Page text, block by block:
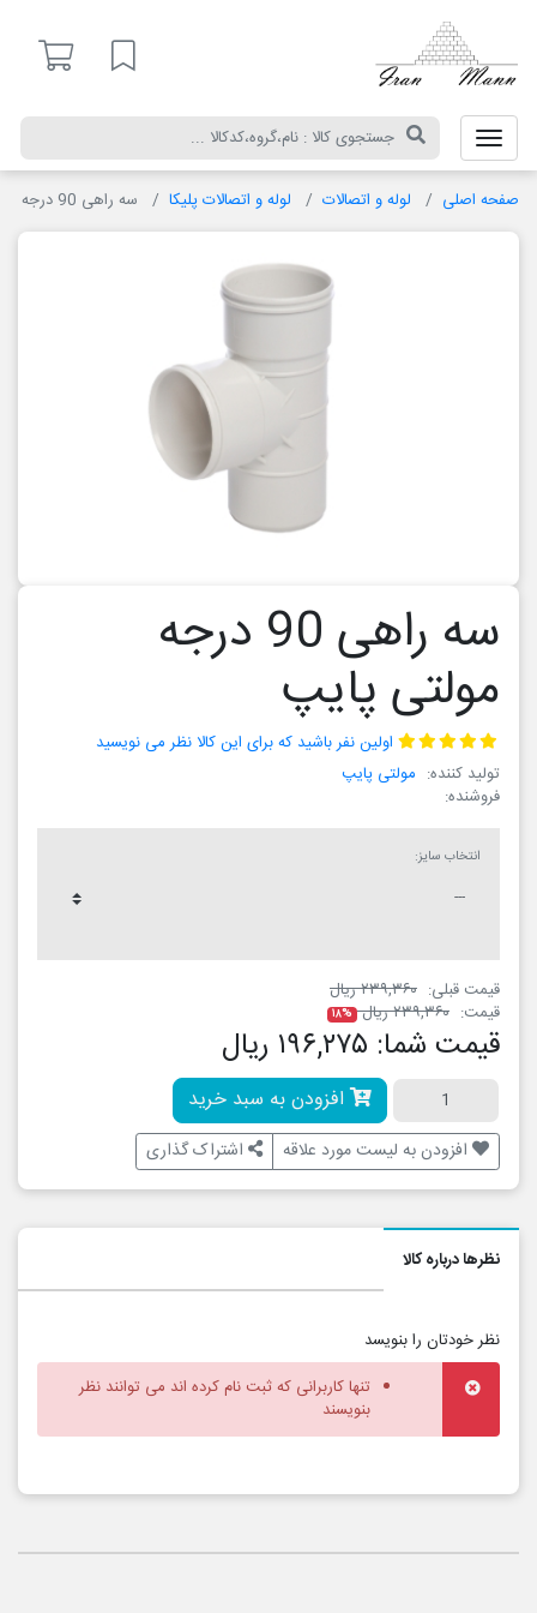
لیست مورد علاقه
صفحه اصلی لوله و اتصالات لوله و اتصالات پلیکا سه راهی 90 درجه مولتی پایپ
سه راهی 90 درجه
مولتی پایپ
اولین نفر باشید که برای این کالا نظر می نویسید
تولید کننده: مولتی پایپ
فروشنده:
انتخاب سایز:
قیمت قبلی: ۲۳۹,۳۶۰ ریال
قیمت: ۲۳۹,۳۶۰ ریال ۱۸%
قیمت شما: ۱۹۶,۲۷۵ ریال
افزودن به سبد خرید
افزودن به لیست مورد علاقه اشتراک گذاری
نظرها درباره کالا
نظر خودتان را بنویسد
تنها کاربرانی که ثبت نام کرده اند می توانند نظر
بنویسند